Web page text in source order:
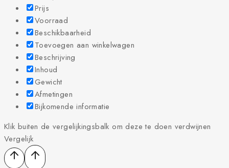
Prijs
Voorraad
Beschikbaarheid
Toevoegen aan winkelwagen
Beschrijving
Inhoud
Gewicht
Afmetingen
Bijkomende informatie
Klik buiten de vergelijkingsbalk om deze te doen verdwijnen
Vergelijk